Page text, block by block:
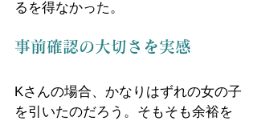
るを得なかった。
事前確認の大切さを実感
Kさんの場合、かなりはずれの女の子
を引いたのだろう。そもそも余裕を